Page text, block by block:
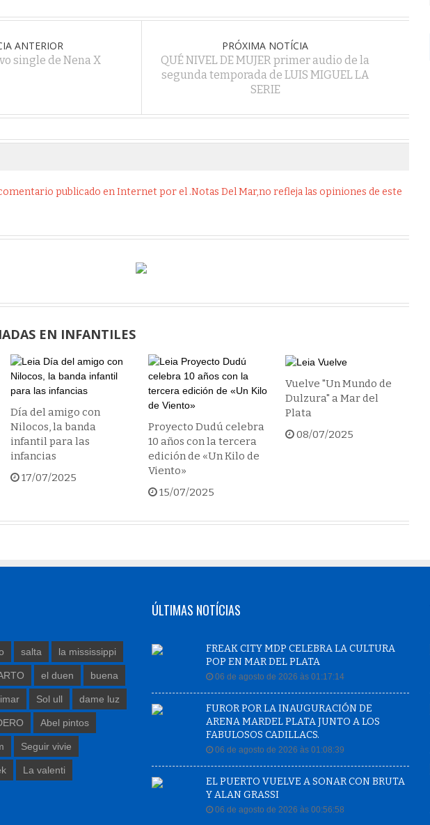
ANTERIOR
single de Nena X
PRÓXIMA NOTÍCIA
QUÉ NIVEL DE MUJER primer audio de la
segunda temporada de LUIS MIGUEL LA
SERIE
publicado en Internet por el .Notas Del Mar,no refleja las opiniones de este
EN INFANTILES
Día del amigo con
Nilocos, la banda
infantil para las
infancias
17/07/2025
Proyecto Dudú celebra
10 años con la tercera
edición de «Un Kilo de
Viento»
15/07/2025
Vuelve "Un Mundo de
Dulzura" a Mar del
Plata
08/07/2025
salta la mississippi
el duen buena
Sol ull dame luz
Abel pintos
Seguir vivie
La valenti
ÚLTIMAS NOTÍCIAS
FREAK CITY MDP CELEBRA LA CULTURA
POP EN MAR DEL PLATA
06 de agosto de 2026 às 01:17:14
FUROR POR LA INAUGURACIÓN DE
ARENA MARDEL PLATA JUNTO A LOS
FABULOSOS CADILLACS.
06 de agosto de 2026 às 01:08:39
EL PUERTO VUELVE A SONAR CON BRUTA
Y ALAN GRASSI
06 de agosto de 2026 às 00:56:58